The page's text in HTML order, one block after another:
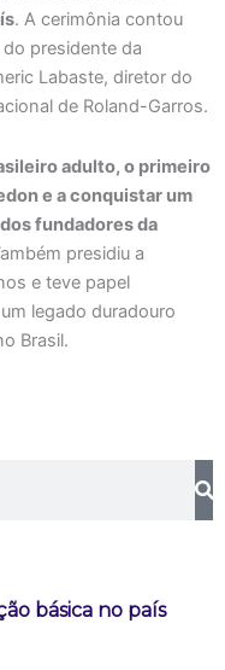
. A cerimônia contou
presidente da
Labaste, diretor do
de Roland-Garros.
adulto, o primeiro
e a conquistar um
fundadores da
presidiu a
e teve papel
legado duradouro
Brasil.
básica no país